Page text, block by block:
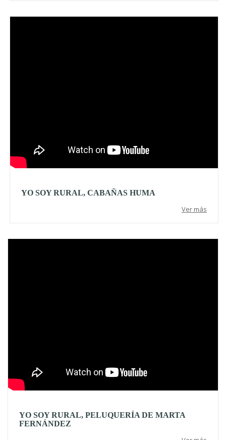
YO SOY RURAL, CABAÑAS HUMA
Ver más
YO SOY RURAL, PELUQUERÍA DE MARTA
FERNÁNDEZ